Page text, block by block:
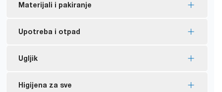
Materijali i pakiranje
Oznaka FSC® – proizvod je izrađen od vlakana iz
Većina asortimana certificirano je EU eko-
Upotreba i otpad
Doziranje pojedinačnog lista za kontroliranu
* Statistika internog istraživanja provedenog tijekom 4 tjedna.
Ugljik
Ugljično neutralni certificirani dozatori –
Higijena za sve